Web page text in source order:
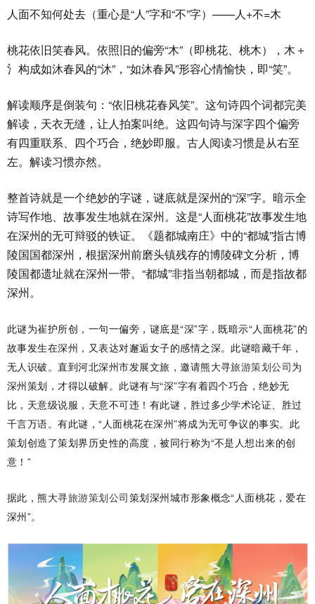
人面不知何处去（重心是“人”字和“不”字）——人+不=木
桃花依旧笑春风。依照旧的偏旁“木”（即桃花、桃木），木＋
氵构成如沐春风的“沐”，“如沐春风”形容心情愉快，即“笑”。
解读顺序是倒装句：“依旧桃花春风笑”。这句诗四个词都完美
解读，天衣无缝，让人拍案叫绝。这四句诗与深字四个偏旁
有四重联系、四个巧合，绝妙即服。古人阅读习惯是从右至
左。解读习惯亦然。
整首诗就是一个绝妙的字谜，谜底就是深州的“深”字。暗示全
诗写作地、故事发生地就在深州。这是“人面桃花”故事发生地
在深州的无可辩驳的铁证。《题都城南庄》中的“都城”指古博
陵国国都深州，根据深州前磨头镇残存的博陵碑文分析，博
陵国都遗址就在深州一带。“都城”非指当朝都城，而是指故都
深州。
此谜为崔护所创，一句一偏旁，谜底是“深”字，既暗示“人面桃花”的
故事发生在深州，又表达对邂逅女子的感情之深。此谜暗藏千年，
无人识破。直到河北深州市发展文旅，邀请熊大寻旅游策划公司为
深州策划，才得以破解。此谜有与“深”字有着四个巧合，绝妙无
比，天意级说服，天意不可违！有此谜，胜过多少学术论证、胜过
千言万语。有此谜，“人面桃花在深州”将成为无可争议的事实。此
策划创造了策划界历史性的高度，被同行称为“不是人想出来的创
意！”
据此 ，熊大寻旅游策划公司策划深州城市形象概念“人面桃花，爱在
深州”。